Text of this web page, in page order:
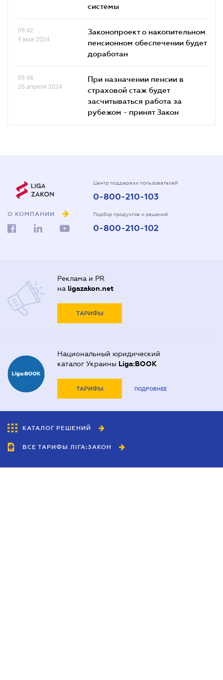
системы
09.42
9 мая 2024
Законопроект о накопительном
пенсионном обеспечении будет
доработан
09.48
26 апреля 2024
При назначении пенсии в
страховой стаж будет
засчитываться работа за
рубежом - принят Закон
О КОМПАНИИ
Центр поддержки пользователей
0-800-210-103
Подбор продуктов и решений
0-800-210-102
Реклама и PR
на ligazakon.net
ТАРИФЫ
Национальный юридический
каталог Украины Liga:BOOK
ТАРИФЫ ПОДРОБНЕЕ
КАТАЛОГ РЕШЕНИЙ
ВСЕ ТАРИФЫ ЛІГА:ЗАКОН